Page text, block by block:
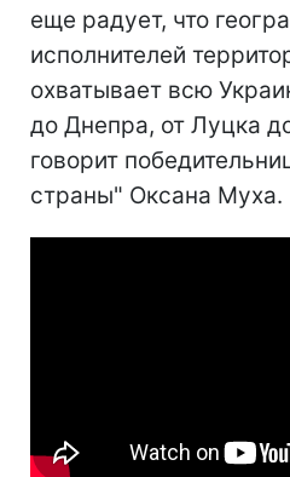
еще радует, что
исполнителей
охватывает всю
до Днепра, от Луцка
говорит
страны" Оксана Муха.